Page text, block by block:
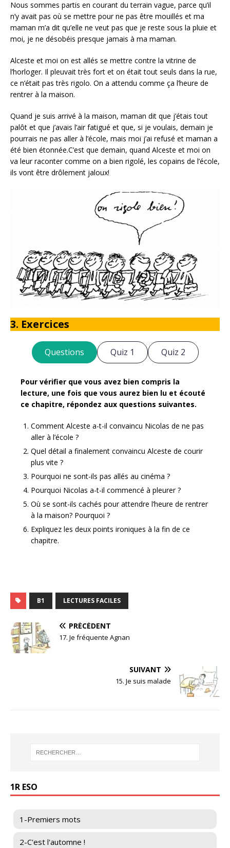
Nous sommes partis en courant du terrain vague, parce qu’il
n’y avait pas où se mettre pour ne pas être mouillés et ma
maman m’a dit qu’elle ne veut pas que je reste sous la pluie et
moi, je ne désobéis presque jamais à ma maman.
Alceste et moi on est allés se mettre contre la vitrine de
l’horloger. Il pleuvait très fort et on était tout seuls dans la rue,
ce n’était pas très rigolo. On a attendu comme ça l’heure de
rentrer à la maison.
Quand je suis arrivé à la maison, maman dit que j’étais tout
palôt et que j’avais l’air fatigué et que, si je voulais, demain je
pourrais ne pas aller à l’école, mais moi j’ai refusé et maman a
été bien étonnée.C’est que demain, quand Alceste et moi on
va leur raconter comme on a bien rigolé, les copains de l’école,
ils vont être drôlement jaloux!
3. Exercices
Questions Quiz 1 Quiz 2
Pour vérifier que vous avez bien compris la
lecture, une fois que vous aurez bien lu et écouté
ce chapitre, répondez aux questions suivantes.
Comment Alceste a-t-il convaincu Nicolas de ne pas
aller à l’école ?
Quel détail a finalement convaincu Alceste de courir
plus vite ?
Pourquoi ne sont-ils pas allés au cinéma ?
Pourquoi Nicolas a-t-il commencé à pleurer ?
Où se sont-ils cachés pour attendre l’heure de rentrer
à la maison? Pourquoi ?
Expliquez les deux points ironiques à la fin de ce
chapitre.
B1 LECTURES FACILES
PRÉCÉDENT
17. Je fréquente Agnan
SUIVANT
15. Je suis malade
1R ESO
1-Premiers mots
2-C'est l'automne !